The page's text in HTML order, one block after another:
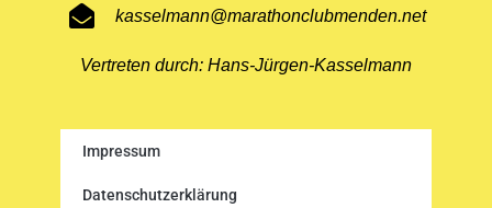
kasselmann@marathonclubmenden.net
Vertreten durch: Hans-Jürgen-Kasselmann
Impressum
Datenschutzerklärung